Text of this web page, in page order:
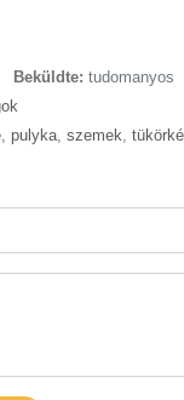
Beküldte: tudomanyos
pulyka szemek